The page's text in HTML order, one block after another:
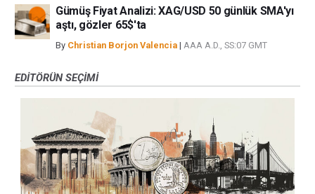
Gümüş Fiyat Analizi: XAG/USD 50 günlük SMA'yı
aştı, gözler 65$'ta
By Christian Borjon Valencia | AAA A.D., SS:07 GMT
EDITÖRÜN SEÇIMI